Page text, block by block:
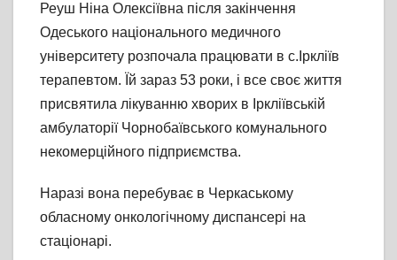
Реуш Ніна Олексіївна після закінчення
Одеського національного медичного
університету розпочала працювати в с.Іркліїв
терапевтом. Їй зараз 53 роки, і все своє життя
присвятила лікуванню хворих в Іркліївській
амбулаторії Чорнобаївського комунального
некомерційного підприємства.
Наразі вона перебуває в Черкаському
обласному онкологічному диспансері на
стаціонарі.